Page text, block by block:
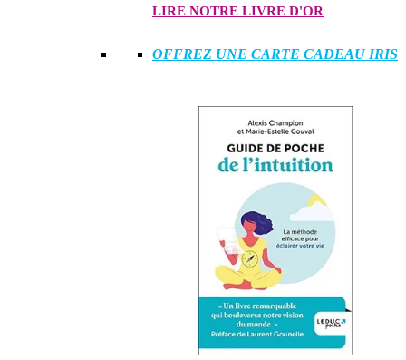
LIRE NOTRE LIVRE D'OR
OFFREZ UNE CARTE CADEAU IRIS